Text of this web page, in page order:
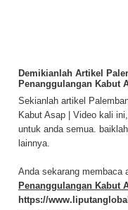
Demikianlah Artikel
Penanggulangan Kabut
Sekianlah artikel
Kabut Asap | Video kali
untuk anda semua.
lainnya.
Anda sekarang membaca
Penanggulangan Kabut
https://